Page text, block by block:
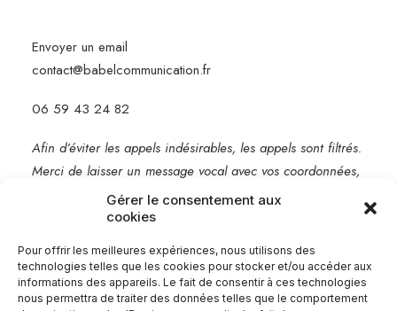
Gérer le consentement aux
cookies
Pour offrir les meilleures expériences, nous utilisons des
technologies telles que les cookies pour stocker et/ou accéder aux
informations des appareils. Le fait de consentir à ces technologies
nous permettra de traiter des données telles que le comportement
Envoyer un email
contact@babelcommunication.fr
06 59 43 24 82
Afin d’éviter les appels indésirables, les appels sont filtrés.
Merci de laisser un message vocal avec vos coordonnées,
je vous rappelle rapidement.
Mentions légales